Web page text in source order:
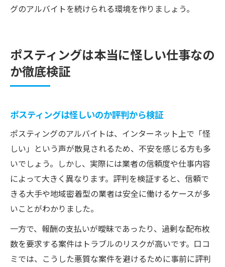
グのアルバイトを続けられる環境を作りましょう。
ポスティングは本当に怪しい仕事なの
か徹底検証
ポスティングは怪しいのか評判から検証
ポスティングのアルバイトは、インターネット上で「怪
しい」という声が散見されるため、不安を感じる方も多
いでしょう。しかし、実際には業者の信頼度や仕事内容
によって大きく異なります。評判を検証すると、信頼で
きる大手や地域密着型の業者は安全に働けるケースが多
いことがわかりました。
一方で、報酬の支払いが曖昧であったり、過剰な配布枚
数を要求する案件はトラブルのリスクが高いです。口コ
ミでは、こうした悪質な案件を避けるために事前に評判